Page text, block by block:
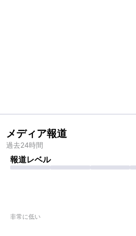
メディア報道
過去24時間
報道レベル
非常に低い